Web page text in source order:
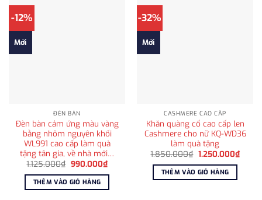
-12%
Mới
ĐÈN BÀN
Đèn bàn cảm ứng màu vàng
bằng nhôm nguyên khối
WL991 cao cấp làm quà
tặng tân gia, về nhà mới…
1.125.000₫ Giá
là:
1.125.000₫.
990.000₫Giá
hiện
tại
990.000₫.
THÊM VÀO GIỎ HÀNG
-32%
Mới
CASHMERE CAO CẤP
Khăn quàng cổ cao cấp len
Cashmere cho nữ KQ-WD36
làm quà tặng
1.850.000₫ Giá
là:
1.850.000₫.
1.250.000₫Giá
hiện
THÊM VÀO GIỎ HÀNG